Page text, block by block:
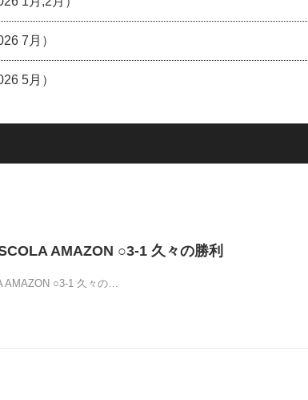
7月）
5月）
AMAZON ○3-1 久々の勝利
AMAZON ○3-1 久々の…